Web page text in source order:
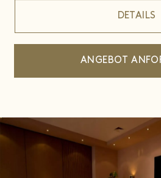
DETAILS
ANGEBOT